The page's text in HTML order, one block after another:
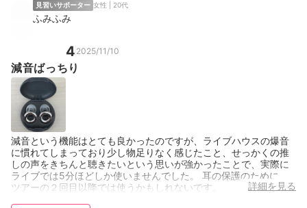
見習いサポーター 女性 | 20代
ふみふみ
4 2025/11/10
減音ばっちり
減音という機能はとても良かったのですが、ライブハウスの爆音
に慣れてしまっており少し物足りなく感じたこと、せっかくの推
しの声をきちんと聴きたいという思いが強かったことで、実際に
ライブでは5分ほどしか使いませんでした。 耳の保護のために、
ツアーの２回目以降では使うかもしれないです。
詳細を見る